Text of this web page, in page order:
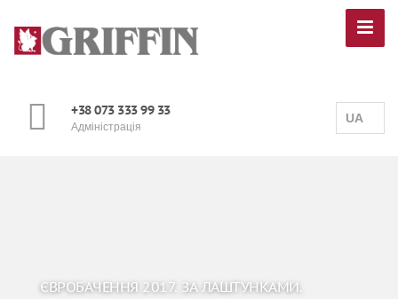
UA
+38 073 333 99 33
Адміністрація
ЄВРОБАЧЕННЯ 2017. ЗА ЛАШТУНКАМИ.